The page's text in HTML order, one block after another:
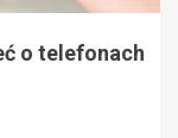
o telefonach